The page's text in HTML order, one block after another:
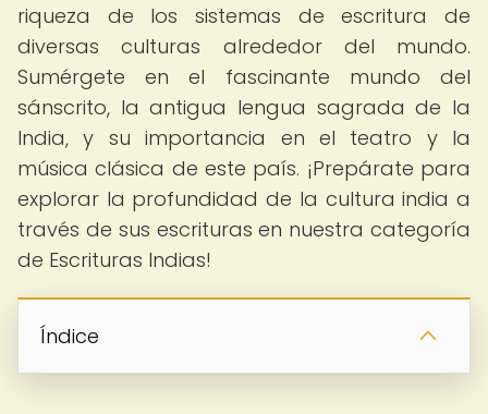
riqueza de los sistemas de escritura de
diversas culturas alrededor del mundo.
Sumérgete en el fascinante mundo del
sánscrito, la antigua lengua sagrada de la
India, y su importancia en el teatro y la
música clásica de este país. ¡Prepárate para
explorar la profundidad de la cultura india a
través de sus escrituras en nuestra categoría
de Escrituras Indias!
Índice